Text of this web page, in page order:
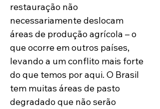
restauração não
necessariamente deslocam
áreas de produção agrícola – o
que ocorre em outros países,
levando a um conflito mais forte
do que temos por aqui. O Brasil
tem muitas áreas de pasto
degradado que não serão